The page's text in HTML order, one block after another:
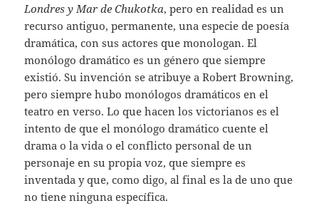
Londres y Mar de Chukotka, pero en realidad es un
recurso antiguo, permanente, una especie de poesía
dramática, con sus actores que monologan. El
monólogo dramático es un género que siempre
existió. Su invención se atribuye a Robert Browning,
pero siempre hubo monólogos dramáticos en el
teatro en verso. Lo que hacen los victorianos es el
intento de que el monólogo dramático cuente el
drama o la vida o el conflicto personal de un
personaje en su propia voz, que siempre es
inventada y que, como digo, al final es la de uno que
no tiene ninguna específica.